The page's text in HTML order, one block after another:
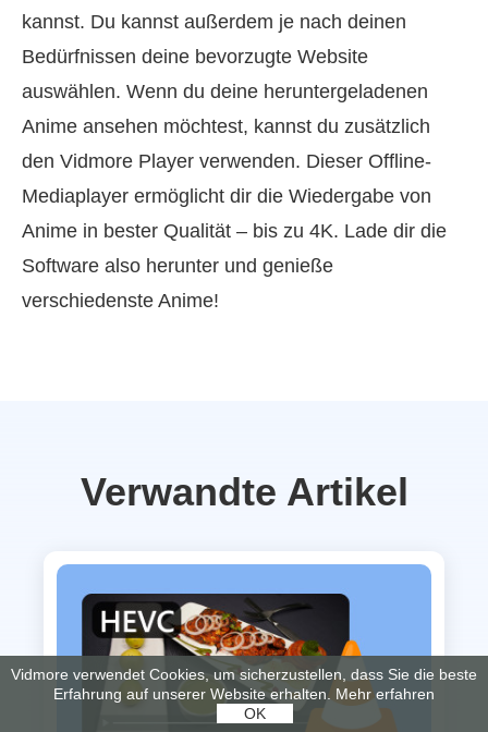
kannst. Du kannst außerdem je nach deinen
Bedürfnissen deine bevorzugte Website
auswählen. Wenn du deine heruntergeladenen
Anime ansehen möchtest, kannst du zusätzlich
den Vidmore Player verwenden. Dieser Offline-
Mediaplayer ermöglicht dir die Wiedergabe von
Anime in bester Qualität – bis zu 4K. Lade dir die
Software also herunter und genieße
verschiedenste Anime!
Verwandte Artikel
Vidmore verwendet Cookies, um sicherzustellen, dass Sie die beste
Erfahrung auf unserer Website erhalten. Mehr erfahren
OK